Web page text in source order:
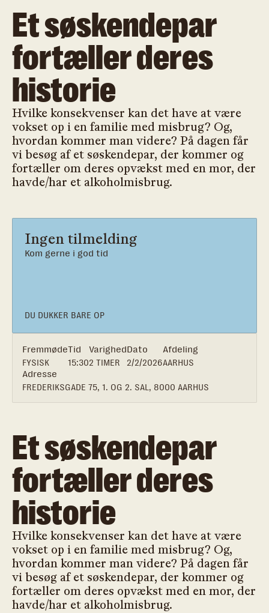
Et søskendepar
fortæller deres
historie
Hvilke konsekvenser kan det have at være
vokset op i en familie med misbrug? Og,
hvordan kommer man videre? På dagen får
vi besøg af et søskendepar, der kommer og
fortæller om deres opvækst med en mor, der
havde/har et alkoholmisbrug.
Et søskendepar
fortæller deres
historie
Hvilke konsekvenser kan det have at være
vokset op i en familie med misbrug? Og,
hvordan kommer man videre? På dagen får
vi besøg af et søskendepar, der kommer og
fortæller om deres opvækst med en mor, der
havde/har et alkoholmisbrug.
DU DUKKER BARE OP
Ingen tilmelding
Kom gerne i god tid
Fremmøde
FYSISK
Tid
15:30
Varighed
2 TIMER
Dato
2/2/2026
Afdeling
AARHUS
Adresse
FREDERIKSGADE 75, 1. OG 2. SAL, 8000 AARHUS